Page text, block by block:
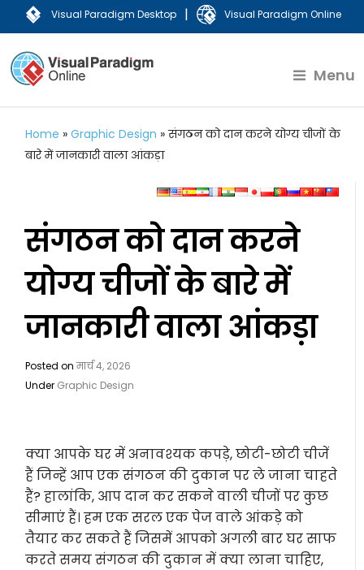
Visual Paradigm Desktop | Visual Paradigm Online
Menu
Home »Graphic Design »संगठन को दान करने योग्य चीजों के
बारे में जानकारी वाला आंकड़ा
संगठन को दान करने
योग्य चीजों के बारे में
जानकारी वाला आंकड़ा
Posted onमार्च 4, 2026
Under Graphic Design
क्या आपके घर में अनावश्यक कपड़े, छोटी-छोटी चीजें
हैं जिन्हें आप एक संगठन की दुकान पर ले जाना चाहते
हैं? हालांकि, आप दान कर सकने वाली चीजों पर कुछ
सीमाएं हैं। हम एक सरल एक पेज वाले आंकड़े को
तैयार कर सकते हैं जिसमें आपको अगली बार घर साफ
करते समय संगठन की दुकान में क्या लाना चाहिए,